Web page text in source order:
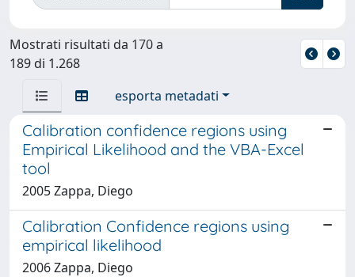
Mostrati risultati da 170 a
189 di 1.268
esporta metadati
Calibration confidence regions using
Empirical Likelihood and the VBA-Excel
tool
2005 Zappa, Diego
Calibration Confidence regions using
empirical likelihood
2006 Zappa, Diego